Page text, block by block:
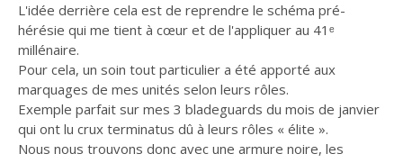
L'idée derrière cela est de reprendre le schéma pré-
hérésie qui me tient à cœur et de l'appliquer au 41ᵉ
millénaire.
Pour cela, un soin tout particulier a été apporté aux
marquages de mes unités selon leurs rôles.
Exemple parfait sur mes 3 bladeguards du mois de janvier
qui ont lu crux terminatus dû à leurs rôles « élite ».
Nous nous trouvons donc avec une armure noire, les